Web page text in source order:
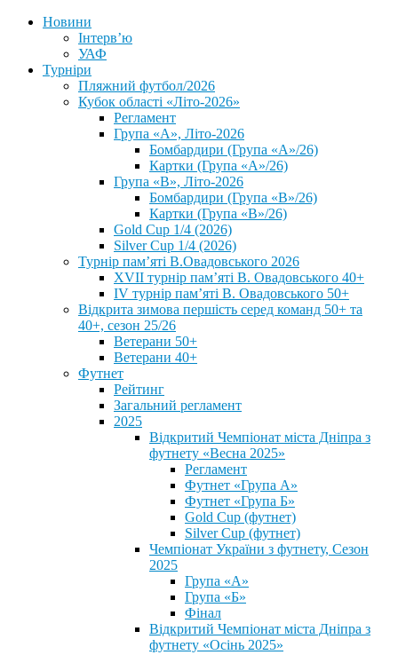
Новини
Інтерв’ю
УАФ
Турніри
Пляжний футбол/2026
Кубок області «Літо-2026»
Регламент
Група «А», Літо-2026
Бомбардири (Група «А»/26)
Картки (Група «А»/26)
Група «В», Літо-2026
Бомбардири (Група «В»/26)
Картки (Група «В»/26)
Gold Cup 1/4 (2026)
Silver Cup 1/4 (2026)
Турнір пам’яті В.Овадовського 2026
XVII турнір пам’яті В. Овадовського 40+
IV турнір пам’яті В. Овадовського 50+
Відкрита зимова першість серед команд 50+ та
40+, сезон 25/26
Ветерани 50+
Ветерани 40+
Футнет
Рейтинг
Загальний регламент
2025
Відкритий Чемпіонат міста Дніпра з
футнету «Весна 2025»
Регламент
Футнет «Група А»
Футнет «Група Б»
Gold Cup (футнет)
Silver Cup (футнет)
Чемпіонат України з футнету, Сезон
2025
Група «А»
Група «Б»
Фінал
Відкритий Чемпіонат міста Дніпра з
футнету «Осінь 2025»